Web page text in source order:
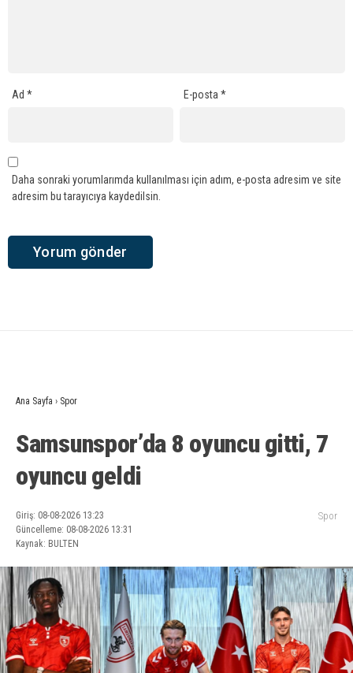
Ad * E-posta*
Daha sonraki yorumlarımda kullanılması için adım, e-posta adresim ve site
adresim bu tarayıcıya kaydedilsin.
Ana Sayfa › Spor
Samsunspor’da 8 oyuncu gitti, 7
oyuncu geldi
Giriş: 08-08-2026 13:23
Güncelleme: 08-08-2026 13:31
Kaynak: BULTEN
Spor